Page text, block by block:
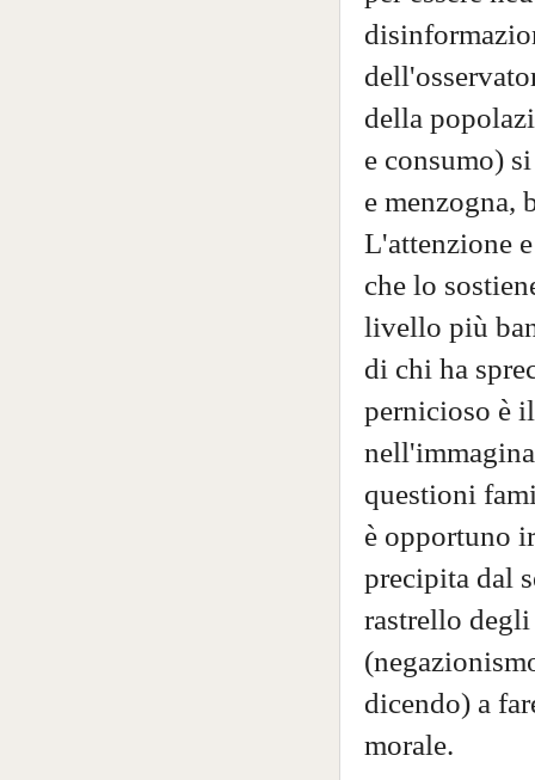
della
e consumo)
e menzogna,
L'attenzione
che lo
livello più
di chi ha
pernicioso è
questioni
è opportuno
precipita dal
rastrello
dicendo) a
morale.